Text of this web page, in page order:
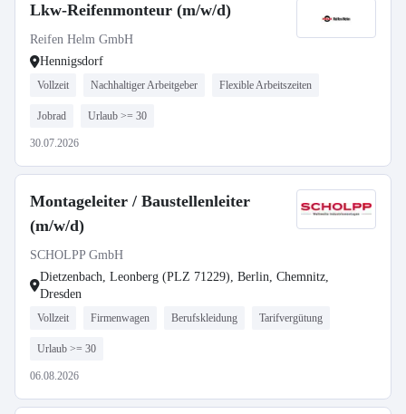
Lkw-Reifenmonteur (m/w/d)
Reifen Helm GmbH
Hennigsdorf
Vollzeit Nachhaltiger Arbeitgeber Flexible Arbeitszeiten
Jobrad Urlaub >= 30
30.07.2026
Montageleiter / Baustellenleiter
(m/w/d)
SCHOLPP GmbH
Dietzenbach, Leonberg (PLZ 71229), Berlin, Chemnitz,
Dresden
Vollzeit Firmenwagen Berufskleidung Tarifvergütung
Urlaub >= 30
06.08.2026